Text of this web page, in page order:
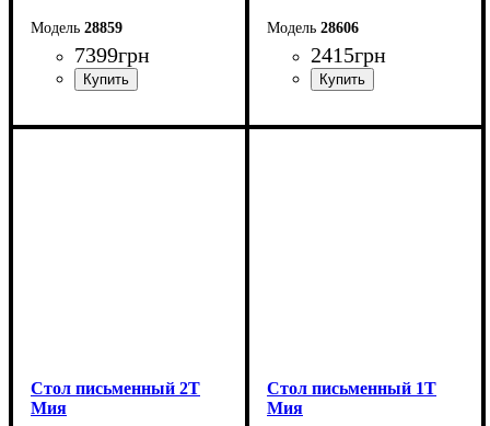
28859
7399грн
Ширина: 70 см
28606
2415грн
Ширина: 80 см
Стол письменный 2Т
Мия
Стол письменный 1Т
Мия